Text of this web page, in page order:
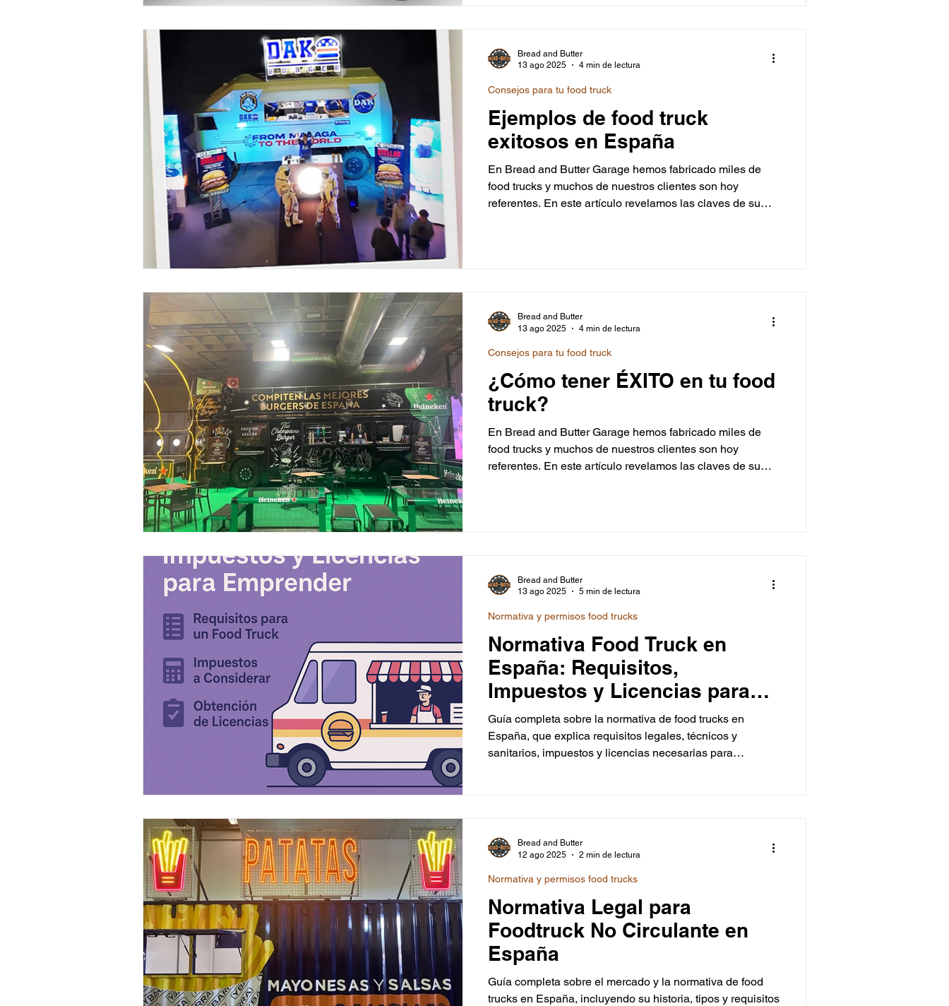
o alquilar tu food truck.
Ejemplos de food truck
exitosos en España
En Bread and Butter Garage hemos fabricado miles de
food trucks y muchos de nuestros clientes son hoy
referentes. En este artículo revelamos las claves de su
Consejos para tu food truck
Bread and Butter
13 ago 2025
4 min de lectura
¿Cómo tener ÉXITO en tu food
truck?
En Bread and Butter Garage hemos fabricado miles de
food trucks y muchos de nuestros clientes son hoy
referentes. En este artículo revelamos las claves de su
Consejos para tu food truck
Bread and Butter
13 ago 2025
4 min de lectura
Normativa Food Truck en
España: Requisitos,
Impuestos y Licencias para
Emprender en España
Guía completa sobre la normativa de food trucks en
España, que explica requisitos legales, técnicos y
sanitarios, impuestos y licencias necesarias para
Normativa y permisos food trucks
Bread and Butter
13 ago 2025
5 min de lectura
Normativa Legal para
Foodtruck No Circulante en
España
Guía completa sobre el mercado y la normativa de food
trucks en España, incluyendo su historia, tipos y requisitos
Normativa y permisos food trucks
Bread and Butter
12 ago 2025
2 min de lectura